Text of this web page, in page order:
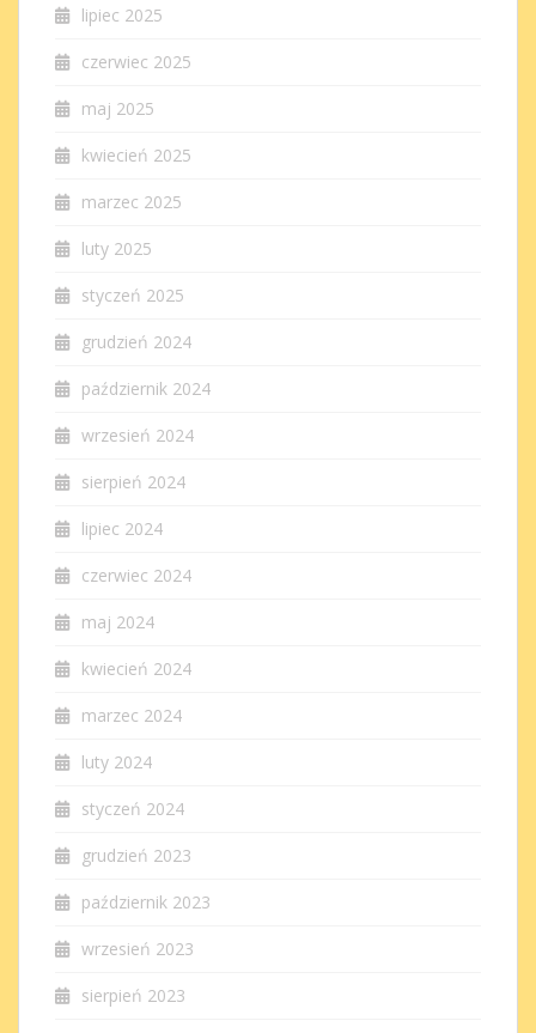
lipiec 2025
czerwiec 2025
maj 2025
kwiecień 2025
marzec 2025
luty 2025
styczeń 2025
grudzień 2024
październik 2024
wrzesień 2024
sierpień 2024
lipiec 2024
czerwiec 2024
maj 2024
kwiecień 2024
marzec 2024
luty 2024
styczeń 2024
grudzień 2023
październik 2023
wrzesień 2023
sierpień 2023